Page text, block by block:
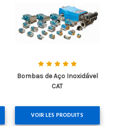
Bombas de Aço Inoxidável
CAT
VOIR LES PRODUITS